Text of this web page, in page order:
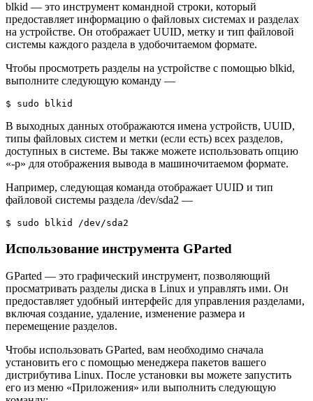
blkid — это инструмент командной строки, который
предоставляет информацию о файловых системах и разделах
на устройстве. Он отображает UUID, метку и тип файловой
системы каждого раздела в удобочитаемом формате.
Чтобы просмотреть разделы на устройстве с помощью blkid,
выполните следующую команду —
$ sudo blkid
В выходных данных отображаются имена устройств, UUID,
типы файловых систем и метки (если есть) всех разделов,
доступных в системе. Вы также можете использовать опцию
«-p» для отображения вывода в машиночитаемом формате.
Например, следующая команда отображает UUID и тип
файловой системы раздела /dev/sda2 —
$ sudo blkid /dev/sda2
Использование инструмента GParted
GParted — это графический инструмент, позволяющий
просматривать разделы диска в Linux и управлять ими. Он
предоставляет удобный интерфейс для управления разделами,
включая создание, удаление, изменение размера и
перемещение разделов.
Чтобы использовать GParted, вам необходимо сначала
установить его с помощью менеджера пакетов вашего
дистрибутива Linux. После установки вы можете запустить
его из меню «Приложения» или выполнить следующую